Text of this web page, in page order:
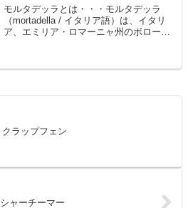
モルタデッラとは・・・モルタデッラ
（mortadella / イタリア語）は、イタリ
ア、エミリア・ロマーニャ州のボローニ
クラップフェン
シャーチーマー